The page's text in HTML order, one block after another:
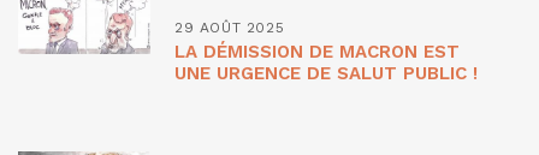
29 AOÛT 2025
LA DÉMISSION DE MACRON EST
UNE URGENCE DE SALUT PUBLIC !